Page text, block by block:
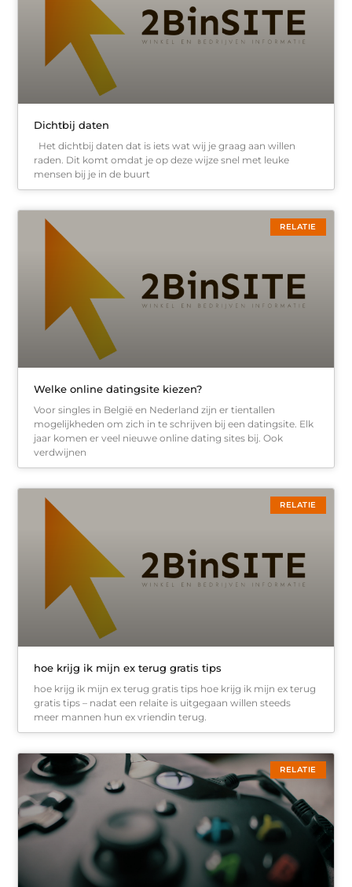
Dichtbij daten
Het dichtbij daten dat is iets wat wij je graag aan willen
raden. Dit komt omdat je op deze wijze snel met leuke
mensen bij je in de buurt
RELATIE
Welke online datingsite kiezen?
Voor singles in België en Nederland zijn er tientallen
mogelijkheden om zich in te schrijven bij een datingsite. Elk
jaar komen er veel nieuwe online dating sites bij. Ook
verdwijnen
RELATIE
hoe krijg ik mijn ex terug gratis tips
hoe krijg ik mijn ex terug gratis tips hoe krijg ik mijn ex terug
gratis tips – nadat een relaite is uitgegaan willen steeds
meer mannen hun ex vriendin terug.
RELATIE